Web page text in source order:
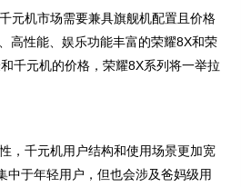
元机市场需要兼具旗舰机配置且价格
高性能、娱乐功能丰富的荣耀8X和荣
千元机的价格，荣耀8X系列将一举拉
，千元机用户结构和使用场景更加宽
于年轻用户，但也会涉及爸妈级用